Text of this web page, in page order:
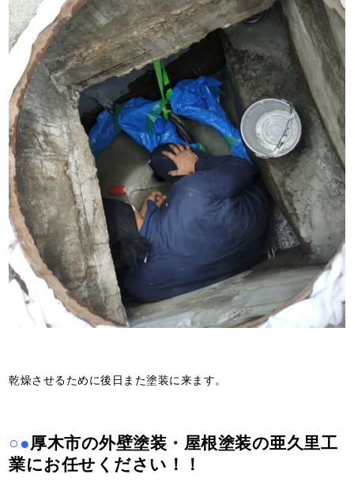
乾燥させるために後日また塗装に来ます。
○●厚木市の外壁塗装・屋根塗装の亜久里工
業にお任せください！！